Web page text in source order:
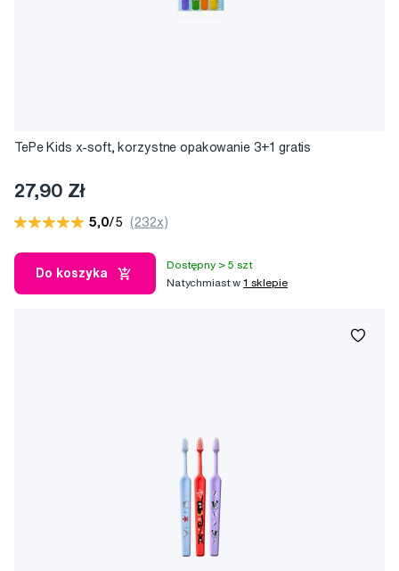
TePe Kids x-soft, korzystne opakowanie 3+1 gratis
27,90 Zł
5,0/5 (232x)
Do koszyka
Dostępny > 5 szt
Natychmiast w1 sklepie